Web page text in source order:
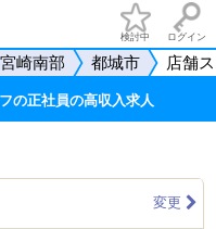
検討中 ログイン
宮崎南部 都城市 店舗
の正社員の高収入求人
変更